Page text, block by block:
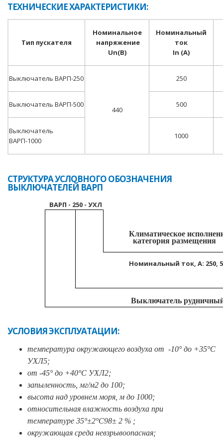
ТЕХНИЧЕСКИЕ ХАРАКТЕРИСТИКИ:
Тип пускателя
Номинальное
напряжение
Un(B)
Номинальный
ток
In (A)
Выключатель ВАРП-250
440
250
Выключатель ВАРП-500 500
Выключатель
ВАРП-1000
1000
СТРУКТУРА УСЛОВНОГО ОБОЗНАЧЕНИЯ
ВЫКЛЮЧАТЕЛЕЙ ВАРП
ВАРП - 250 - УХЛ
Климатическое
категория размещения
Номинальный ток, А: 250,
Выключатель
УСЛОВИЯ ЭКСПЛУАТАЦИИ:
температура окружающего воздуха от -10° до +35°С
УХЛ5;
от -45° до +40°С УХЛ2;
запыленность, мг/м2 до 100;
высота над уровнем моря, м до 1000;
относительная влажность воздуха при
температуре 35°±2°С98± 2 % ;
окружающая среда невзрывоопасная;